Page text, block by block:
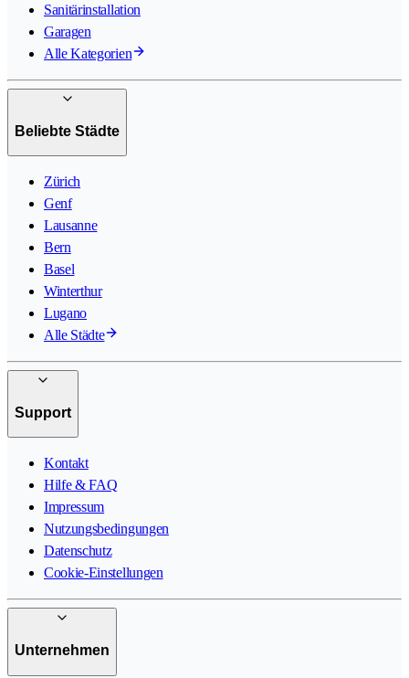
Sanitärinstallation
Garagen
Alle Kategorien
Beliebte Städte
Zürich
Genf
Lausanne
Bern
Basel
Winterthur
Lugano
Alle Städte
Support
Kontakt
Hilfe & FAQ
Impressum
Nutzungsbedingungen
Datenschutz
Cookie-Einstellungen
Unternehmen